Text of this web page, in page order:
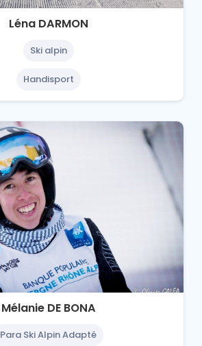
Léna DARMON
Ski alpin
Handisport
Mélanie DE BONA
Para Ski Alpin Adapté